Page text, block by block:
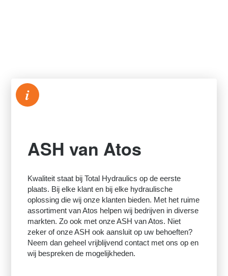
i
ASH van Atos
Kwaliteit staat bij Total Hydraulics op de eerste
plaats. Bij elke klant en bij elke hydraulische
oplossing die wij onze klanten bieden. Met het ruime
assortiment van Atos helpen wij bedrijven in diverse
markten. Zo ook met onze ASH van Atos. Niet
zeker of onze ASH ook aansluit op uw behoeften?
Neem dan geheel vrijblijvend contact met ons op en
wij bespreken de mogelijkheden.